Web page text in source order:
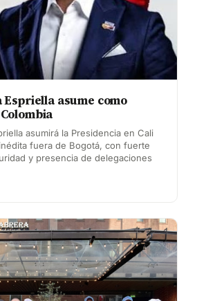
asume como
asumirá la Presidencia en Cali
fuera de Bogotá, con fuerte
y presencia de delegaciones